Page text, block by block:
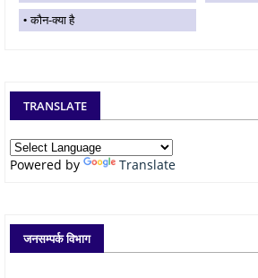
कौन-क्या है
TRANSLATE
Powered by Translate
जनसम्पर्क विभाग